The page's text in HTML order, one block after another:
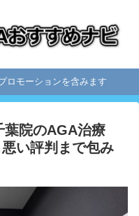
ロモーションを含みます
葉院のAGA治療
い評判まで包み